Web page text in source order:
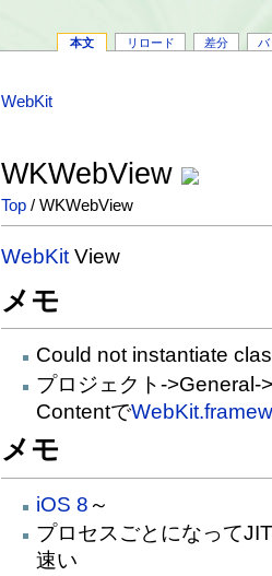
本文 リロード 差分 バ
WebKit
WKWebView
Top / WKWebView
WebKit View
メモ
Could not instantiate
プロジェクト-
Contentで
メモ
iOS 8 ～
プロセスごとになって
速い